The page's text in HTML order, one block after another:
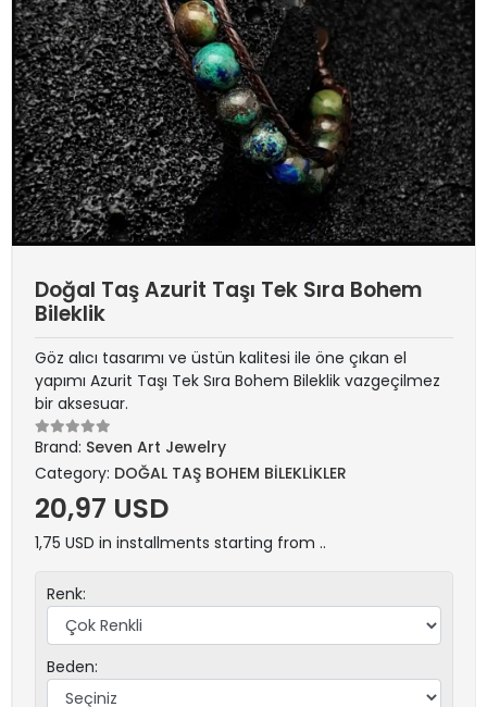
Doğal Taş Azurit Taşı Tek Sıra Bohem
Bileklik
Göz alıcı tasarımı ve üstün kalitesi ile öne çıkan el
yapımı Azurit Taşı Tek Sıra Bohem Bileklik vazgeçilmez
bir aksesuar.
Brand: Seven Art Jewelry
Category: DOĞAL TAŞ BOHEM BİLEKLİKLER
20,97 USD
1,75 USD in installments starting from ..
Renk:
Beden: